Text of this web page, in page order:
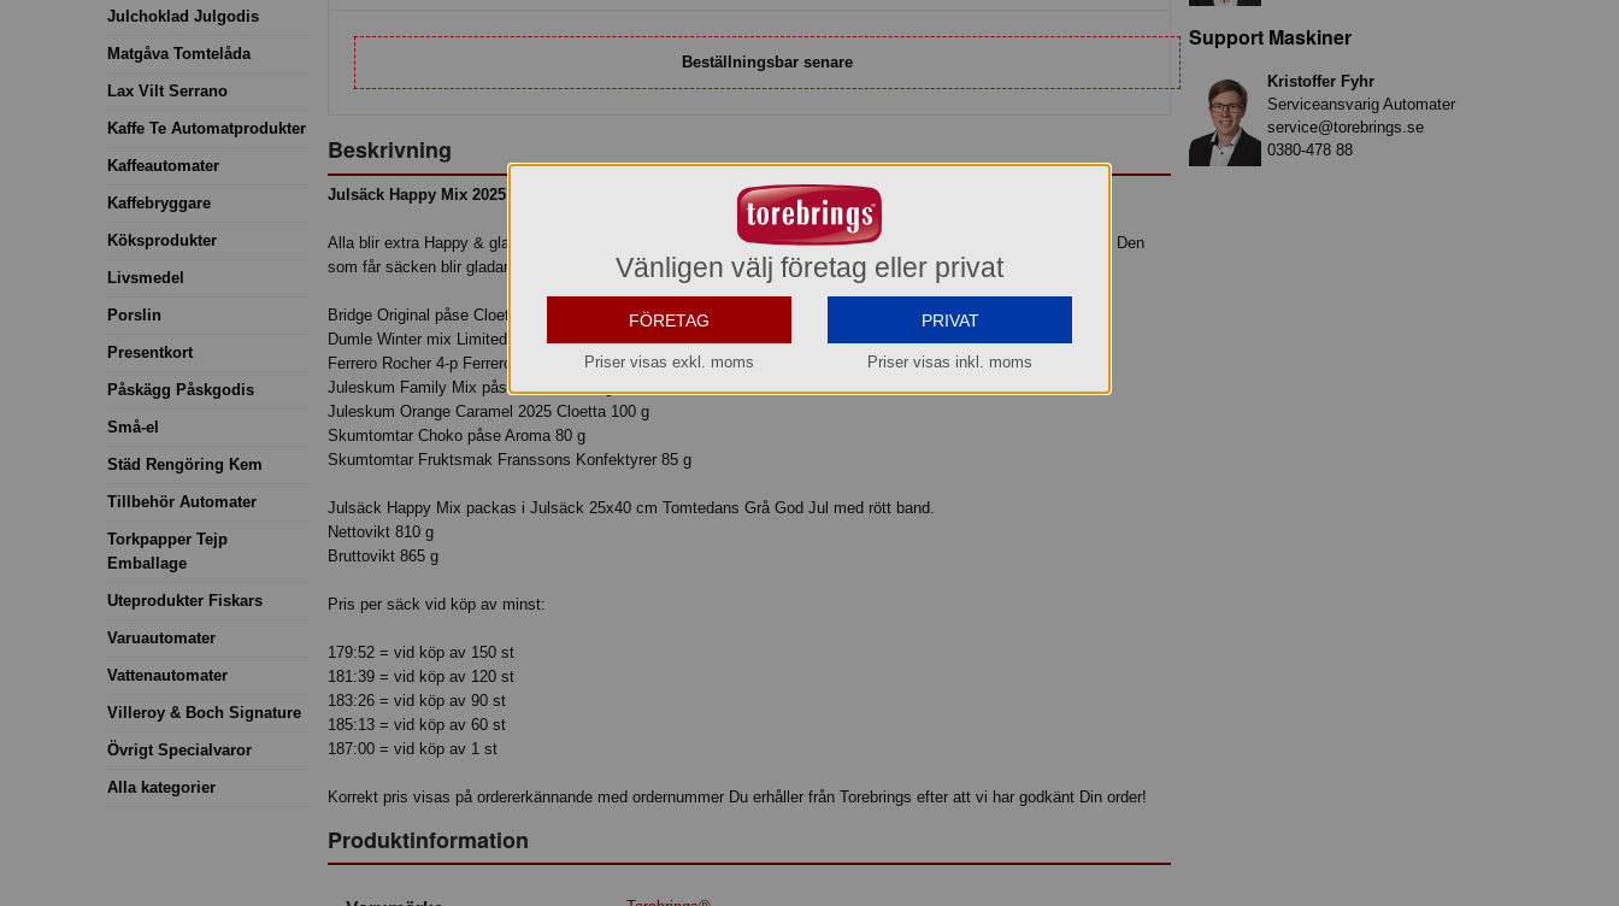
Julchoklad Julgodis
Matgåva Tomtelåda
Lax Vilt Serrano
Kaffe Te Automatprodukter
Kaffeautomater
Kaffebryggare
Köksprodukter
Livsmedel
Porslin
Presentkort
Påskägg Påskgodis
Små-el
Städ Rengöring Kem
Tillbehör Automater
Torkpapper Tejp
Emballage
Uteprodukter Fiskars
Varuautomater
Vattenautomater
Villeroy & Boch Signature
Övrigt Specialvaror
Alla kategorier
Beställningsbar senare
Beskrivning
Julsäck Happy Mix 2025 Tomtedans Grå God Jul:
Alla blir extra Happy & glada av denna julsäcken. Tänk att få sju goda gottepåsar till jul att mumsa för detta pris. Den
som får säcken blir gladare och den som betalar blir gladast.
Bridge Original påse Cloetta 115 g
Dumle Winter mix Limited påse Fazer 180 g
Ferrero Rocher 4-p Ferrero 50 g
Juleskum Family Mix påse Cloetta 200 g
Juleskum Orange Caramel 2025 Cloetta 100 g
Skumtomtar Choko påse Aroma 80 g
Skumtomtar Fruktsmak Franssons Konfektyrer 85 g
Julsäck Happy Mix packas i Julsäck 25x40 cm Tomtedans Grå God Jul med rött band.
Nettovikt 810 g
Bruttovikt 865 g
Pris per säck vid köp av minst:
179:52 = vid köp av 150 st
181:39 = vid köp av 120 st
183:26 = vid köp av 90 st
185:13 = vid köp av 60 st
187:00 = vid köp av 1 st
Korrekt pris visas på ordererkännande med ordernummer Du erhåller från Torebrings efter att vi har godkänt Din order!
Produktinformation
Support Maskiner
Kristoffer Fyhr
Serviceansvarig Automater
service@torebrings.se
0380-478 88
Vänligen välj företag eller privat
FÖRETAG
Priser visas exkl. moms
PRIVAT
Priser visas inkl. moms